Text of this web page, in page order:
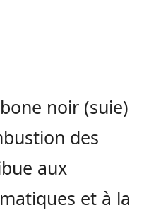
noir (suie)
des
aux
et à la